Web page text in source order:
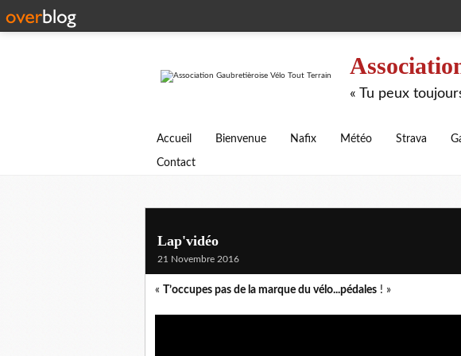
« Tu peux
Accueil Bienvenue Nafix Météo Strava
Contact
Lap'vidéo
21 Novembre 2016
« T’occupes pas de la marque du vélo...pédales ! »